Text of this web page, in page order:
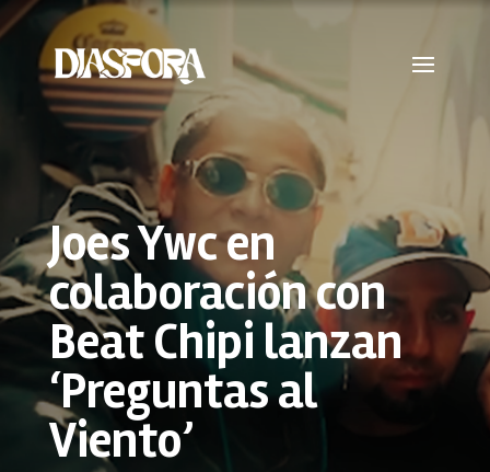
Joes Ywc en
colaboración con
Beat Chipi lanzan
‘Preguntas al
Viento’